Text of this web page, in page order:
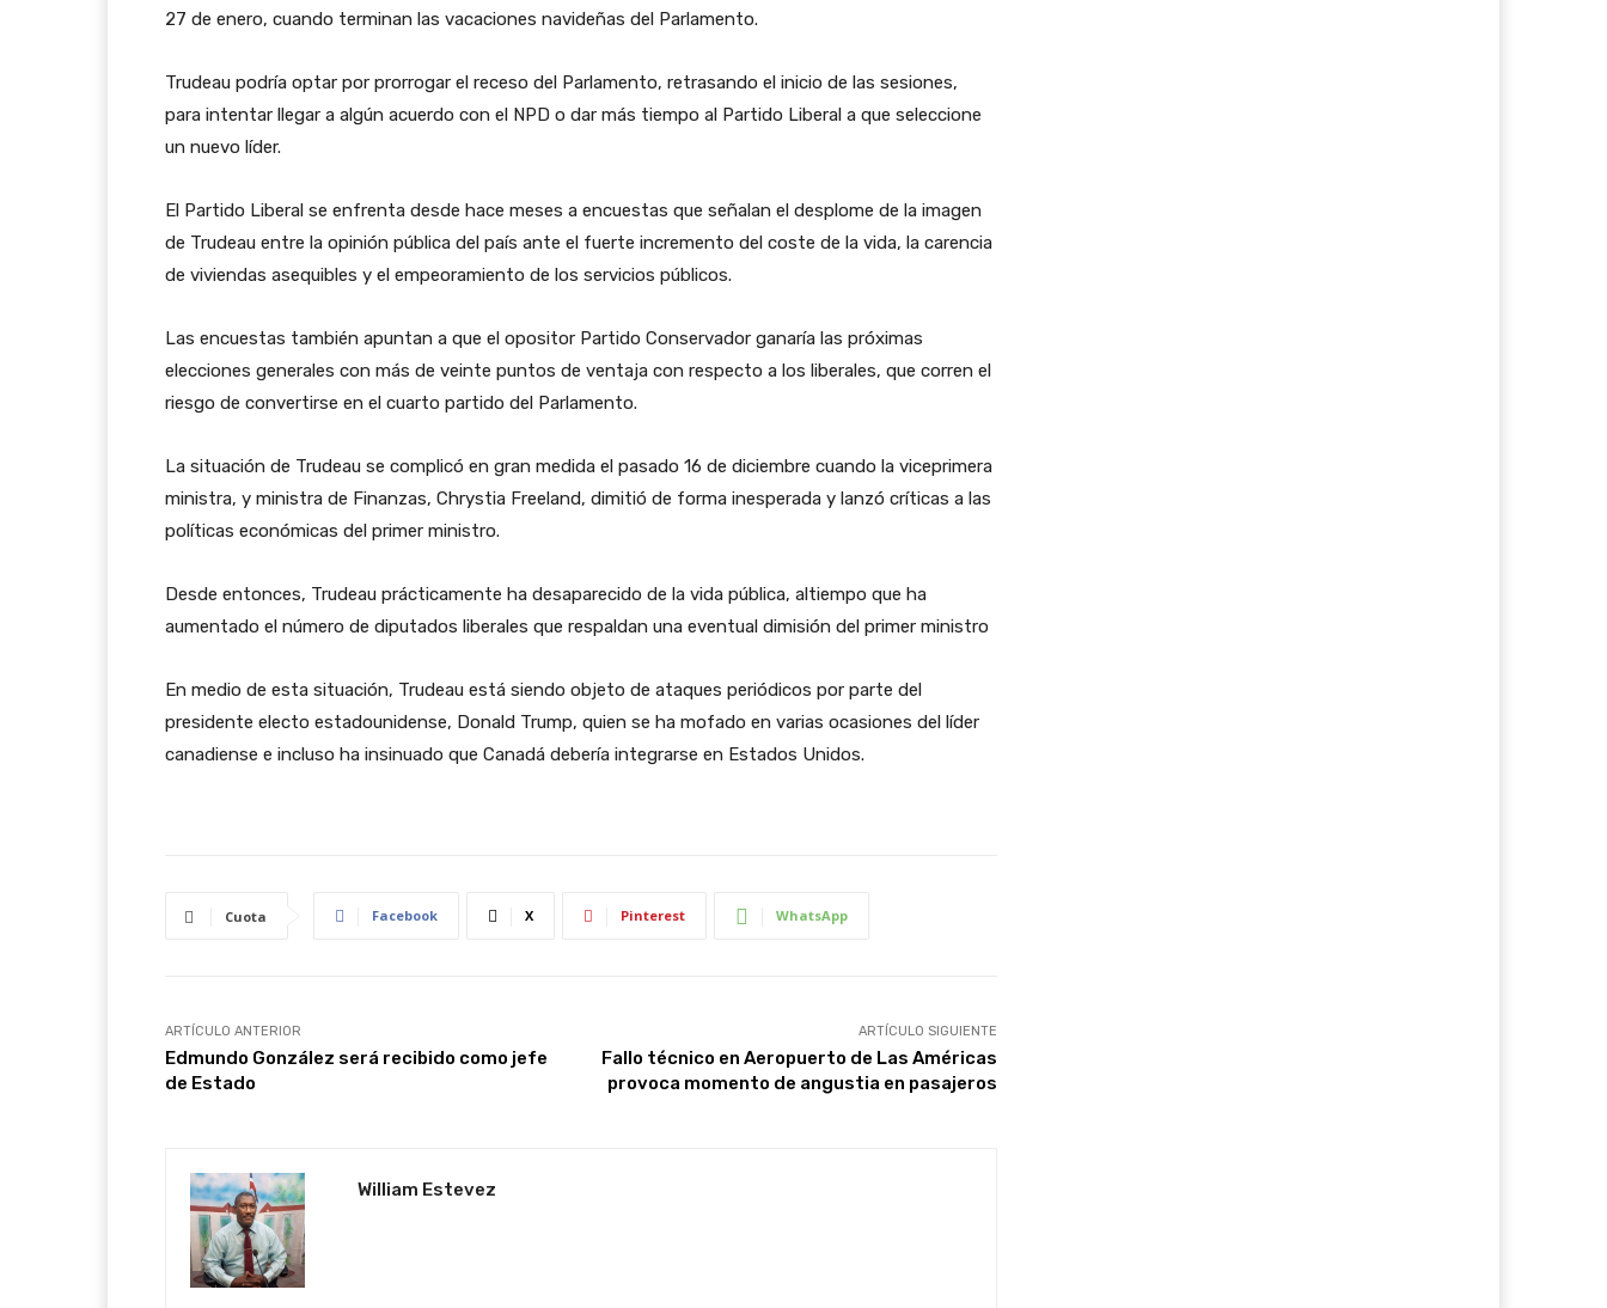
27 de enero, cuando terminan las vacaciones navideñas del Parlamento.
Trudeau podría optar por prorrogar el receso del Parlamento, retrasando el inicio de las sesiones,
para intentar llegar a algún acuerdo con el NPD o dar más tiempo al Partido Liberal a que seleccione
un nuevo líder.
El Partido Liberal se enfrenta desde hace meses a encuestas que señalan el desplome de la imagen
de Trudeau entre la opinión pública del país ante el fuerte incremento del coste de la vida, la carencia
de viviendas asequibles y el empeoramiento de los servicios públicos.
Las encuestas también apuntan a que el opositor Partido Conservador ganaría las próximas
elecciones generales con más de veinte puntos de ventaja con respecto a los liberales, que corren el
riesgo de convertirse en el cuarto partido del Parlamento.
La situación de Trudeau se complicó en gran medida el pasado 16 de diciembre cuando la viceprimera
ministra, y ministra de Finanzas, Chrystia Freeland, dimitió de forma inesperada y lanzó críticas a las
políticas económicas del primer ministro.
Desde entonces, Trudeau prácticamente ha desaparecido de la vida pública, altiempo que ha
aumentado el número de diputados liberales que respaldan una eventual dimisión del primer ministro
En medio de esta situación, Trudeau está siendo objeto de ataques periódicos por parte del
presidente electo estadounidense, Donald Trump, quien se ha mofado en varias ocasiones del líder
canadiense e incluso ha insinuado que Canadá debería integrarse en Estados Unidos.
Cuota Facebook X Pinterest WhatsApp
ARTÍCULO ANTERIOR
Edmundo González será recibido como jefe
de Estado
ARTÍCULO SIGUIENTE
Fallo técnico en Aeropuerto de Las Américas
provoca momento de angustia en pasajeros
William Estevez